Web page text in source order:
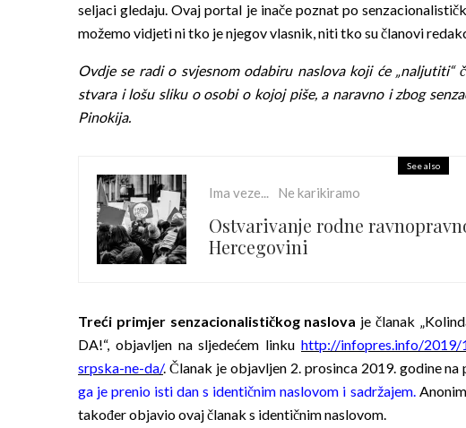
seljaci gledaju. Ovaj portal je inače poznat po
možemo vidjeti ni tko je njegov vlasnik, niti tko su članovi
Ovdje se radi o svjesnom odabiru naslova koji će
stvara i lošu sliku o osobi o kojoj piše, a naravno i zbog
Pinokija.
See also
Ima veze... Ne karikiramo
Ostvarivanje rodne
Hercegovini
Treći primjer senzacionalističkog naslova je članak
DA!“, objavljen na sljedećem linku http://infopres.info/
srpska-ne-da/. Članak je objavljen 2. prosinca 2019. godine na
ga je prenio isti dan s identičnim naslovom i sadržajem.
također objavio ovaj članak s identičnim naslovom.